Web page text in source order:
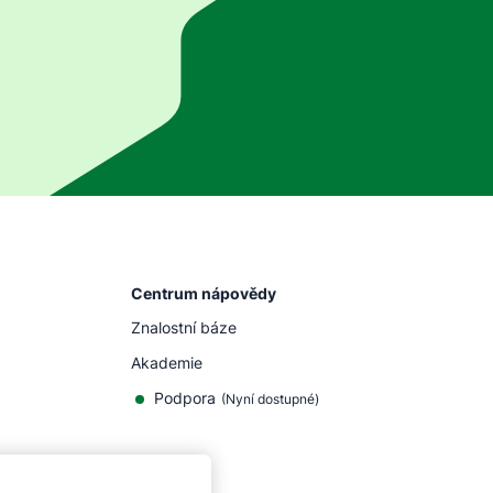
Centrum nápovědy
Znalostní báze
Akademie
Podpora (Nyní dostupné)